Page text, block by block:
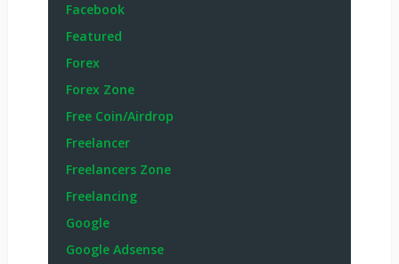
Facebook
Featured
Forex
Forex Zone
Free Coin/Airdrop
Freelancer
Freelancers Zone
Freelancing
Google
Google Adsense